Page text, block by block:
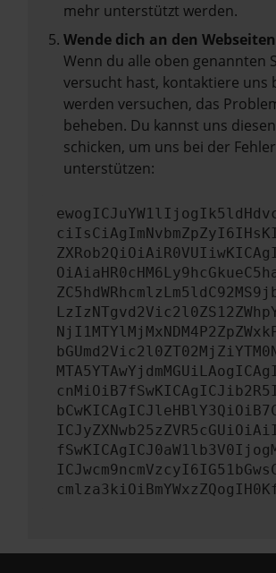
mehr unterstützt werden.
Wende dich an den
Wenn du alle oben genannten
versucht hast, kontaktiere uns
werden versuchen, das
beheben. Du kannst uns
schicken, um uns bei der
unterstützen: